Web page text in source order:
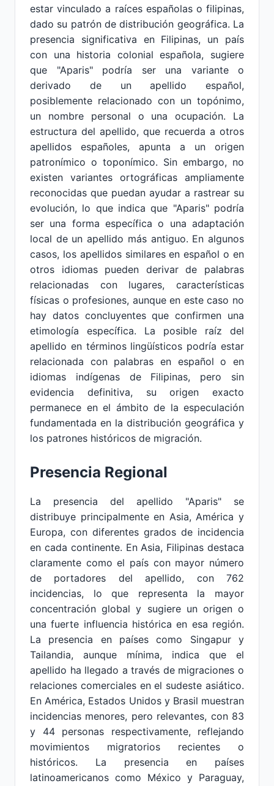
estar vinculado a raíces españolas o filipinas,
dado su patrón de distribución geográfica. La
presencia significativa en Filipinas, un país
con una historia colonial española, sugiere
que "Aparis" podría ser una variante o
derivado de un apellido español,
posiblemente relacionado con un topónimo,
un nombre personal o una ocupación. La
estructura del apellido, que recuerda a otros
apellidos españoles, apunta a un origen
patronímico o toponímico. Sin embargo, no
existen variantes ortográficas ampliamente
reconocidas que puedan ayudar a rastrear su
evolución, lo que indica que "Aparis" podría
ser una forma específica o una adaptación
local de un apellido más antiguo. En algunos
casos, los apellidos similares en español o en
otros idiomas pueden derivar de palabras
relacionadas con lugares, características
físicas o profesiones, aunque en este caso no
hay datos concluyentes que confirmen una
etimología específica. La posible raíz del
apellido en términos lingüísticos podría estar
relacionada con palabras en español o en
idiomas indígenas de Filipinas, pero sin
evidencia definitiva, su origen exacto
permanece en el ámbito de la especulación
fundamentada en la distribución geográfica y
los patrones históricos de migración.
Presencia Regional
La presencia del apellido "Aparis" se
distribuye principalmente en Asia, América y
Europa, con diferentes grados de incidencia
en cada continente. En Asia, Filipinas destaca
claramente como el país con mayor número
de portadores del apellido, con 762
incidencias, lo que representa la mayor
concentración global y sugiere un origen o
una fuerte influencia histórica en esa región.
La presencia en países como Singapur y
Tailandia, aunque mínima, indica que el
apellido ha llegado a través de migraciones o
relaciones comerciales en el sudeste asiático.
En América, Estados Unidos y Brasil muestran
incidencias menores, pero relevantes, con 83
y 44 personas respectivamente, reflejando
movimientos migratorios recientes o
históricos. La presencia en países
latinoamericanos como México y Paraguay,